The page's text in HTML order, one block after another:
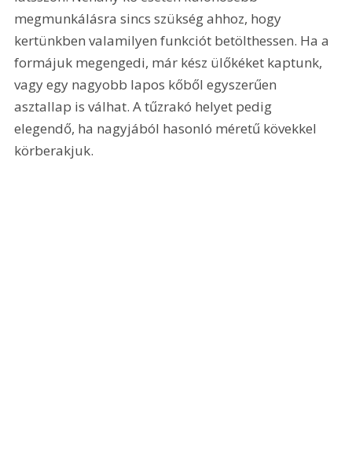
megmunkálásra sincs szükség ahhoz, hogy
kertünkben valamilyen funkciót betölthessen. Ha a
formájuk megengedi, már kész ülőkéket kaptunk,
vagy egy nagyobb lapos kőből egyszerűen
asztallap is válhat. A tűzrakó helyet pedig
elegendő, ha nagyjából hasonló méretű kövekkel
körberakjuk.